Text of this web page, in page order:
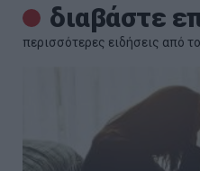
διαβάστε
περισσότερες ειδήσεις από